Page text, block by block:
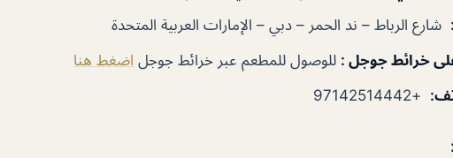
: شارع الرباط – ند الحمر – دبي – الإمارات العربية المتحدة
خرائط جوجل : للوصول للمطعم عبر خرائط جوجل اضغط هنا
:
+97142514442
: